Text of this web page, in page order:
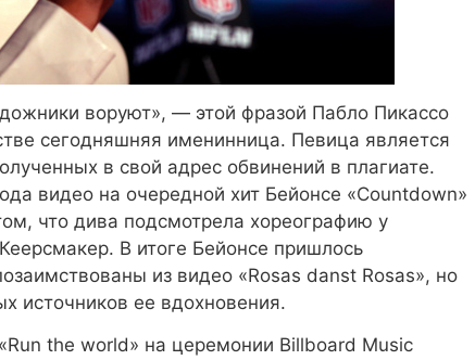
воруют», — этой фразой Пабло Пикассо
сегодняшняя именинница. Певица является
в свой адрес обвинений в плагиате.
видео на очередной хит Бейонсе «Countdown»
что дива подсмотрела хореографию у
В итоге Бейонсе пришлось
из видео «Rosas danst Rosas», но
источников ее вдохновения.
the world» на церемонии Billboard Music